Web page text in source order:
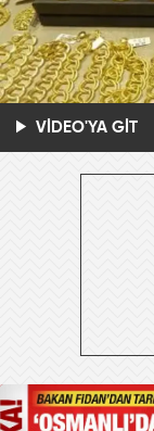
VİDEO'YA GİT